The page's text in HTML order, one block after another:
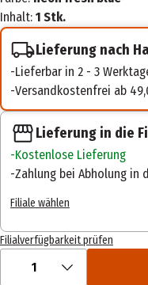
Inhalt: 1 Stk.
Lieferung nach
Lieferbar in 2 - 3
Versandkostenfrei ab
Lieferung in die
Kostenlose Lieferung
Zahlung bei Abholung in
Filiale wählen
Filialverfügbarkeit prüfen
1